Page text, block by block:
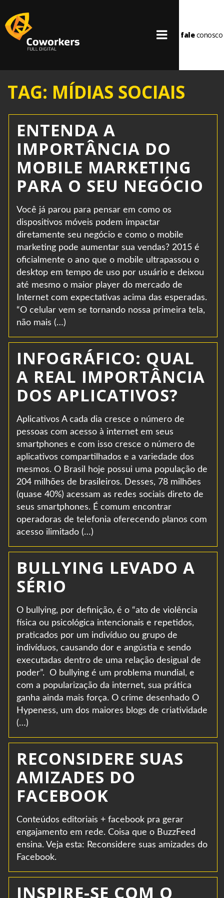
faleconosco
TAG: MÍDIAS SOCIAIS
ENTENDA A
IMPORTÂNCIA DO
MOBILE MARKETING
PARA O SEU NEGÓCIO
Você já parou para pensar em como os
dispositivos móveis podem impactar
diretamente seu negócio e como o mobile
marketing pode aumentar sua vendas? 2015 é
oficialmente o ano que o mobile ultrapassou o
desktop em tempo de uso por usuário e deixou
até mesmo o maior player do mercado de
Internet com expectativas acima das esperadas.
“O celular vem se tornando nossa primeira tela,
não mais (…)
INFOGRÁFICO: QUAL
A REAL IMPORTÂNCIA
DOS APLICATIVOS?
Aplicativos A cada dia cresce o número de
pessoas com acesso à internet em seus
smartphones e com isso cresce o número de
aplicativos compartilhados e a variedade dos
mesmos. O Brasil hoje possui uma população de
204 milhões de brasileiros. Desses, 78 milhões
(quase 40%) acessam as redes sociais direto de
seus smartphones. É comum encontrar
operadoras de telefonia oferecendo planos com
acesso ilimitado (…)
BULLYING LEVADO A
SÉRIO
O bullying, por definição, é o “ato de violência
física ou psicológica intencionais e repetidos,
praticados por um indivíduo ou grupo de
indivíduos, causando dor e angústia e sendo
executadas dentro de uma relação desigual de
poder”. O bullying é um problema mundial, e
com a popularização da internet, sua prática
ganha ainda mais força. O crime desenhado O
Hypeness, um dos maiores blogs de criatividade
(…)
RECONSIDERE SUAS
AMIZADES DO
FACEBOOK
Conteúdos editoriais + facebook pra gerar
engajamento em rede. Coisa que o BuzzFeed
ensina. Veja esta: Reconsidere suas amizades do
Facebook.
INSPIRE-SE COM O